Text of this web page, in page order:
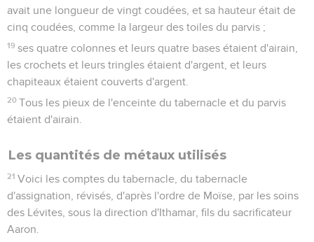
avait une longueur de vingt coudées, et sa hauteur était de
cinq coudées, comme la largeur des toiles du parvis ;
19 ses quatre colonnes et leurs quatre bases étaient d'airain,
les crochets et leurs tringles étaient d'argent, et leurs
chapiteaux étaient couverts d'argent.
20 Tous les pieux de l'enceinte du tabernacle et du parvis
étaient d'airain.
Les quantités de métaux utilisés
21 Voici les comptes du tabernacle, du tabernacle
d'assignation, révisés, d'après l'ordre de Moïse, par les soins
des Lévites, sous la direction d'Ithamar, fils du sacrificateur
Aaron.